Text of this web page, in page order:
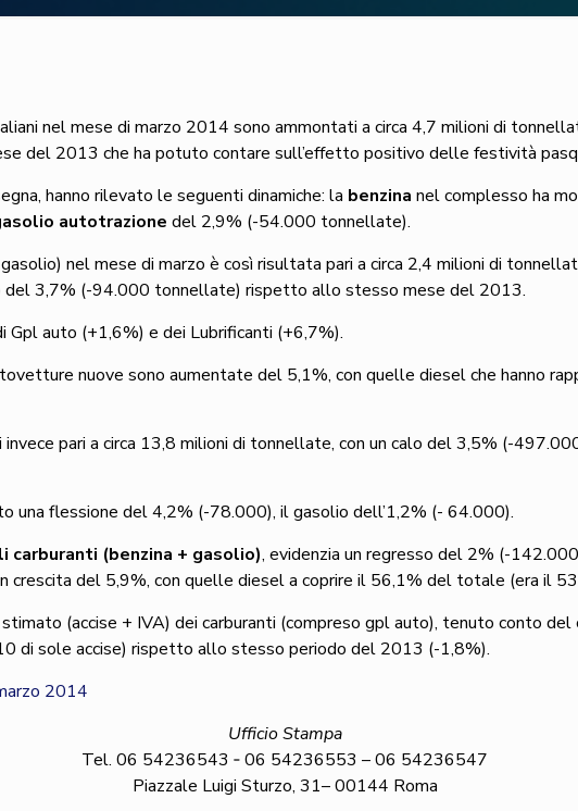
nel mese di marzo 2014 sono ammontati a circa 4,7 milioni di
del 2013 che ha potuto contare sull’effetto positivo delle festività
hanno rilevato le seguenti dinamiche: la benzina nel complesso ha
autotrazione del 2,9% (-54.000 tonnellate).
nel mese di marzo è così risultata pari a circa 2,4 milioni di
del 3,7% (-94.000 tonnellate) rispetto allo stesso mese del 2013.
Gpl auto (+1,6%) e dei Lubrificanti (+6,7%).
nuove sono aumentate del 5,1%, con quelle diesel che hanno
pari a circa 13,8 milioni di tonnellate, con un calo del 3,5% (-
una flessione del 4,2% (-78.000), il gasolio dell’1,2% (- 64.000).
carburanti (benzina + gasolio), evidenzia un regresso del 2% (-
crescita del 5,9%, con quelle diesel a coprire il 56,1% del totale (era il
stimato (accise + IVA) dei carburanti (compreso gpl auto), tenuto conto
di sole accise) rispetto allo stesso periodo del 2013 (-1,8%).
2014
Ufficio Stampa
Tel. 06 54236543 ‐ 06 54236553 – 06 54236547
Piazzale Luigi Sturzo, 31– 00144 Roma